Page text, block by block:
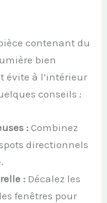
contenant du
bien
évite à l’intérieur
conseils :
: Combinez
directionnels
: Décalez les
fenêtres pour